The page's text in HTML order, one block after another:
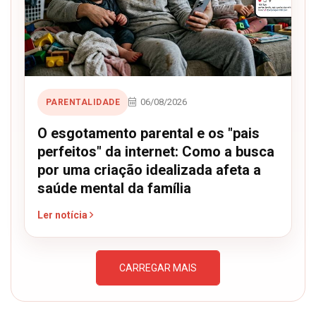
PARENTALIDADE 06/08/2026
O esgotamento parental e os "pais
perfeitos" da internet: Como a busca
por uma criação idealizada afeta a
saúde mental da família
Ler notícia
CARREGAR MAIS